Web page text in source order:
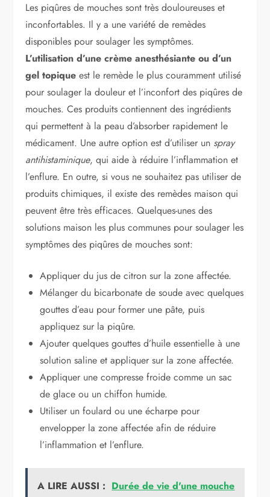
Les piqûres de mouches sont très douloureuses et
inconfortables. Il y a une variété de remèdes
disponibles pour soulager les symptômes.
L’utilisation d’une crème anesthésiante ou d’un
gel topique est le remède le plus couramment utilisé
pour soulager la douleur et l’inconfort des piqûres de
mouches. Ces produits contiennent des ingrédients
qui permettent à la peau d’absorber rapidement le
médicament. Une autre option est d’utiliser un spray
antihistaminique, qui aide à réduire l’inflammation et
l’enflure. En outre, si vous ne souhaitez pas utiliser de
produits chimiques, il existe des remèdes maison qui
peuvent être très efficaces. Quelques-unes des
solutions maison les plus communes pour soulager les
symptômes des piqûres de mouches sont:
Appliquer du jus de citron sur la zone affectée.
Mélanger du bicarbonate de soude avec quelques
gouttes d’eau pour former une pâte, puis
appliquez sur la piqûre.
Ajouter quelques gouttes d’huile essentielle à une
solution saline et appliquer sur la zone affectée.
Appliquer une compresse froide comme un sac
de glace ou un chiffon humide.
Utiliser un foulard ou une écharpe pour
envelopper la zone affectée afin de réduire
l’inflammation et l’enflure.
A LIRE AUSSI : Durée de vie d'une mouche